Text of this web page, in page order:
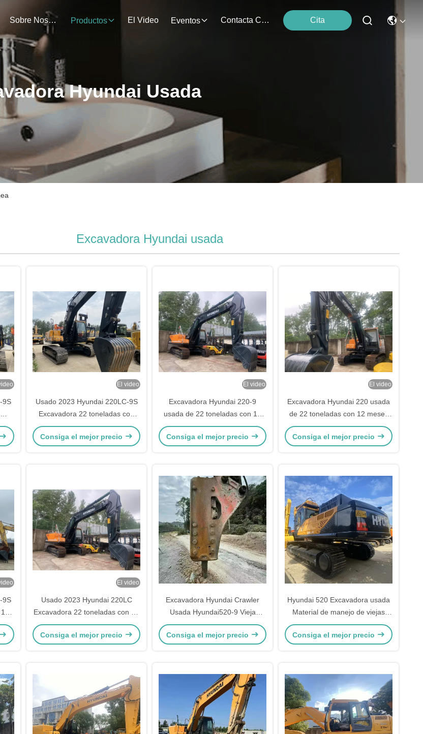
Sobre Nosotros Productos El Video Eventos Contacta Con Nosotros Cita
Hyundai Usada
Excavadora Hyundai usada
9S
El video
Usado 2023 Hyundai 220LC-9S
Excavadora 22 toneladas con
1,05m3 cubo
Consiga el mejor precio
El video
Excavadora Hyundai 220-9
usada de 22 toneladas con 12
meses de garantía
Consiga el mejor precio
El video
Excavadora Hyundai 220 usada
de 22 toneladas con 12 meses
de garantía
Consiga el mejor precio
9S
El video
Usado 2023 Hyundai 220LC
Excavadora 22 toneladas con 12
meses de garantía
Consiga el mejor precio
Excavadora Hyundai Crawler
Usada Hyundai520-9 Vieja
Excavadora 52170kg con motor
diésel
Consiga el mejor precio
Hyundai 520 Excavadora usada
Material de manejo de viejas
máquinas de construcción
Consiga el mejor precio